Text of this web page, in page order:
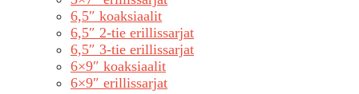
6,5″ koaksiaalit
6,5″ 2-tie erillissarjat
6,5″ 3-tie erillissarjat
6×9″ koaksiaalit
6×9″ erillissarjat